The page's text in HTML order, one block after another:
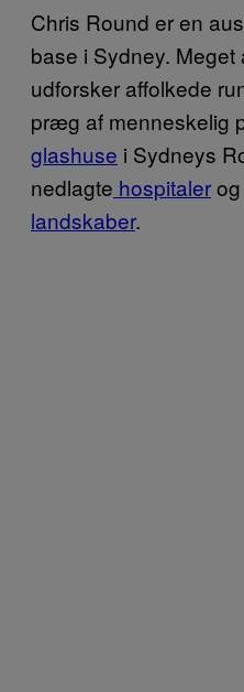
Chris Round er en
base i Sydney. Meget
udforsker affolkede
præg af menneskelig
glashuse i Sydneys
nedlagte hospitalerog
landskaber.